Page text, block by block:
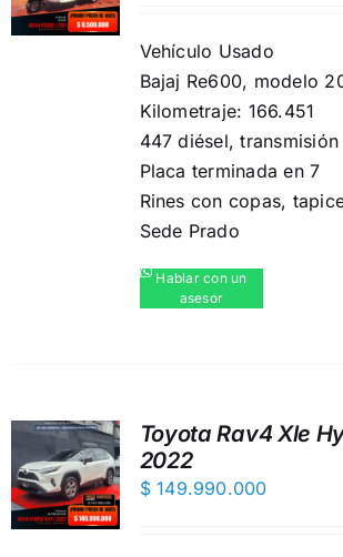
Vehículo Usado
Bajaj Re600, modelo
Kilometraje: 166.451
447 diésel,
Placa terminada en 7
Rines con copas,
Sede Prado
Hablar con un
asesor
Toyota Rav4 Xle
2022
$149.990.000